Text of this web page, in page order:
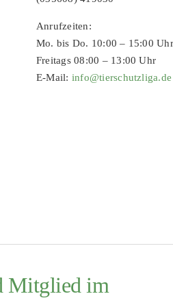
Anrufzeiten:
Mo. bis Do. 10:00 – 15:00 Uhr
Freitags 08:00 – 13:00 Uhr
E-Mail: info@tierschutzliga.de
Mitglied im